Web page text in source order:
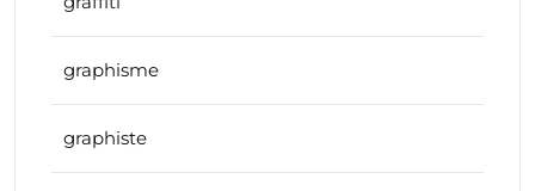
graphisme
graphiste